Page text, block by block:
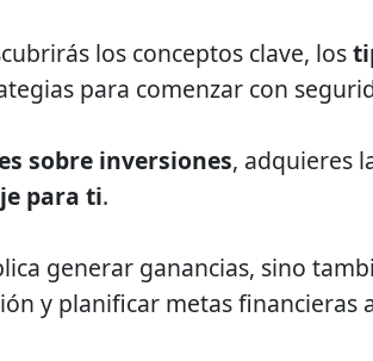
los conceptos clave, los
para comenzar con
sobre inversiones, adquieres
para ti.
generar ganancias, sino
y planificar metas financieras